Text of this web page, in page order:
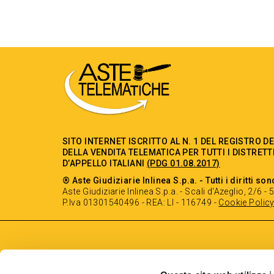
SITO INTERNET ISCRITTO AL N. 1 DEL REGISTRO
DELLA VENDITA TELEMATICA PER TUTTI I
D’APPELLO ITALIANI (PDG 01.08.2017)
® Aste Giudiziarie Inlinea S.p.a. - Tutti i diritti
Aste Giudiziarie Inlinea S.p.a. - Scali d'Azeglio, 2/6 -
P.Iva 01301540496 - REA: LI - 116749 - Cookie Policy